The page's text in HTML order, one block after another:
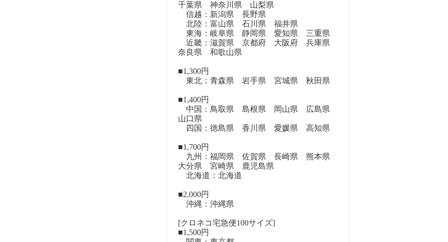
千葉県 神奈川県 山梨県
信越：新潟県 長野県
北陸：富山県 石川県 福井県
東海：岐阜県 静岡県 愛知県 三重県
近畿：滋賀県 京都府 大阪府 兵庫県
奈良県 和歌山県
■1,300円
東北：青森県 岩手県 宮城県 秋田県
■1,400円
中国：鳥取県 島根県 岡山県 広島県
山口県
四国：徳島県 香川県 愛媛県 高知県
■1,700円
九州：福岡県 佐賀県 長崎県 熊本県
大分県 宮崎県 鹿児島県
北海道：北海道
■2,000円
沖縄：沖縄県
[クロネコ宅急便100サイズ]
■1,500円